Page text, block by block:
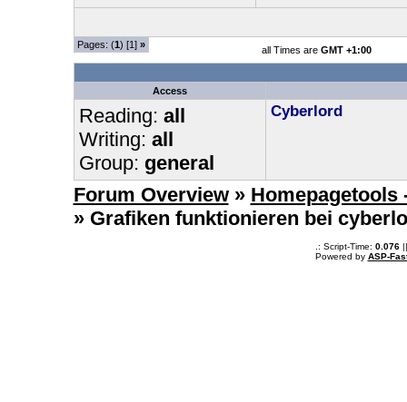
Pages: (1) [1] » all Times are GMT +1:00
Access
Reading: all
Writing: all
Group: general
Cyberlord
Forum Overview » Homepagetools
» Grafiken funktionieren bei
.: Script-Time: 0.076||
Powered by ASP-